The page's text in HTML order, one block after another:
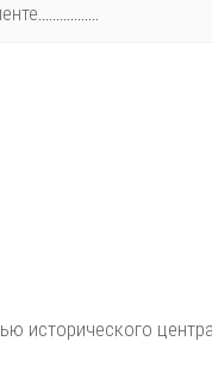
исторического